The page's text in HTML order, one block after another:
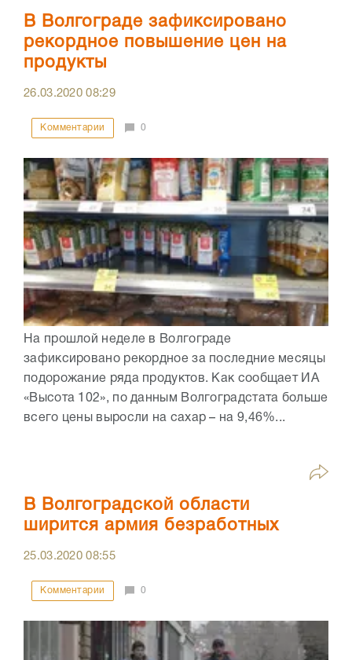
В Волгограде зафиксировано
рекордное повышение цен на
продукты
26.03.202008:29
Комментарии 0
На прошлой неделе в Волгограде
зафиксировано рекордное за последние месяцы
подорожание ряда продуктов. Как сообщает ИА
«Высота 102», по данным Волгоградстата больше
всего цены выросли на сахар – на 9,46%...
В Волгоградской области
ширится армия безработных
25.03.202008:55
Комментарии 0